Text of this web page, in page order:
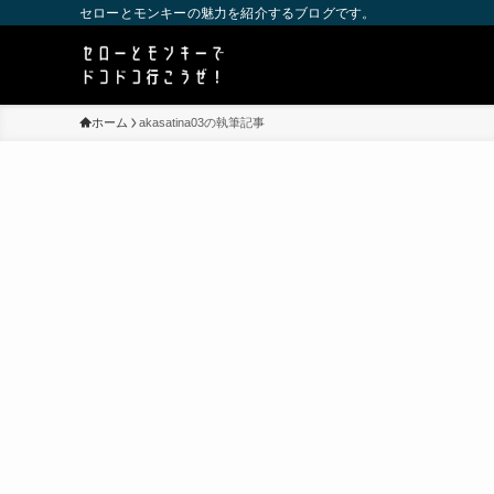
セローとモンキーの魅力を紹介するブログです。
ホーム akasatina03の執筆記事